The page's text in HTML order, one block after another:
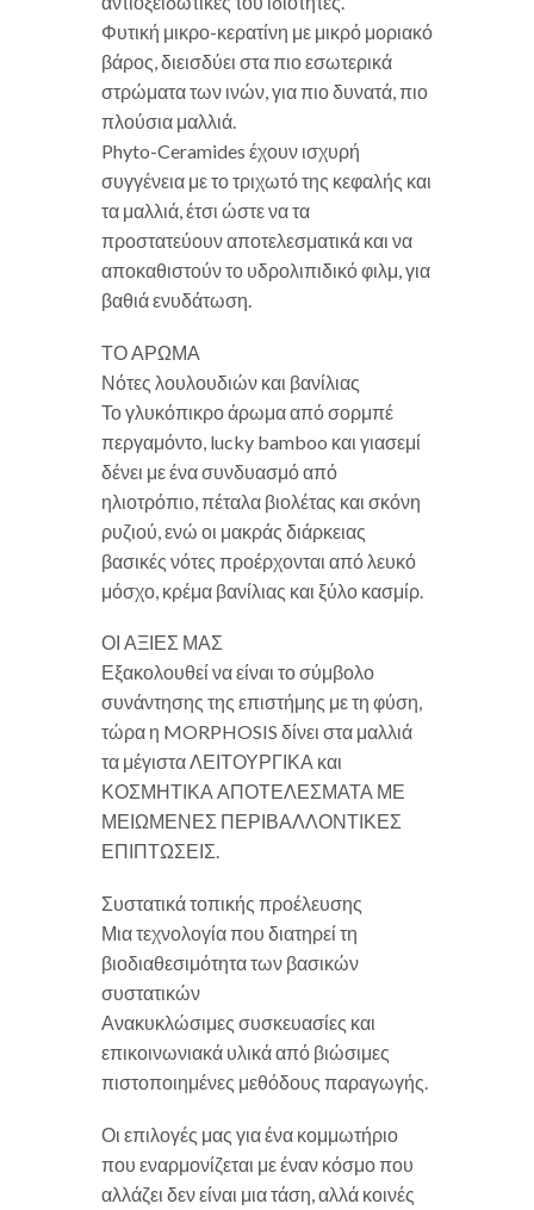
Φυτική μικρο-κερατίνη με μικρό μοριακό
βάρος, διεισδύει στα πιο εσωτερικά
στρώματα των ινών, για πιο δυνατά, πιο
πλούσια μαλλιά.
Phyto-Ceramides έχουν ισχυρή
συγγένεια με το τριχωτό της κεφαλής και
τα μαλλιά, έτσι ώστε να τα
προστατεύουν αποτελεσματικά και να
αποκαθιστούν το υδρολιπιδικό φιλμ, για
βαθιά ενυδάτωση.
ΤΟ ΑΡΩΜΑ
Νότες λουλουδιών και βανίλιας
Το γλυκόπικρο άρωμα από σορμπέ
περγαμόντο, lucky bamboo και γιασεμί
δένει με ένα συνδυασμό από
ηλιοτρόπιο, πέταλα βιολέτας και σκόνη
ρυζιού, ενώ οι μακράς διάρκειας
βασικές νότες προέρχονται από λευκό
μόσχο, κρέμα βανίλιας και ξύλο κασμίρ.
ΟΙ ΑΞΙΕΣ ΜΑΣ
Εξακολουθεί να είναι το σύμβολο
συνάντησης της επιστήμης με τη φύση,
τώρα η MORPHOSIS δίνει στα μαλλιά
τα μέγιστα ΛΕΙΤΟΥΡΓΙΚΑ και
ΚΟΣΜΗΤΙΚΑ ΑΠΟΤΕΛΕΣΜΑΤΑ ΜΕ
ΜΕΙΩΜΕΝΕΣ ΠΕΡΙΒΑΛΛΟΝΤΙΚΕΣ
ΕΠΙΠΤΩΣΕΙΣ.
Συστατικά τοπικής προέλευσης
Μια τεχνολογία που διατηρεί τη
βιοδιαθεσιμότητα των βασικών
συστατικών
Ανακυκλώσιμες συσκευασίες και
επικοινωνιακά υλικά από βιώσιμες
πιστοποιημένες μεθόδους παραγωγής.
Οι επιλογές μας για ένα κομμωτήριο
που εναρμονίζεται με έναν κόσμο που
αλλάζει δεν είναι μια τάση, αλλά κοινές